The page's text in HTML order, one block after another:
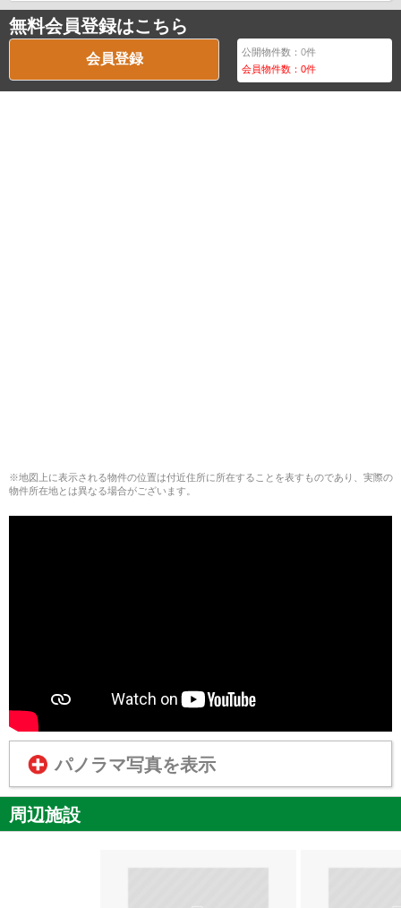
無料会員登録はこちら
会員登録 公開物件数：0件
会員物件数：0件
※地図上に表示される物件の位置は付近住所に所在することを表すものであり、実際の
物件所在地とは異なる場合がございます。
パノラマ写真を表示
周辺施設